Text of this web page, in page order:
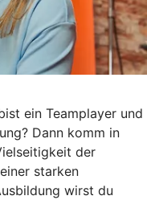
ein Teamplayer und
Dann komm in
der
starken
wirst du